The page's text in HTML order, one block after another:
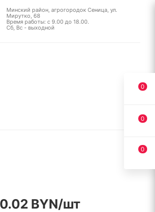
Минский район, агрогородок Сеница, ул.
Мирутко, 68
Время работы: с 9.00 до 18.00.
Сб, Вс - выходной
BYN/шт
0
0
0